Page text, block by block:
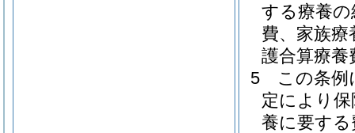
する療養の
費、家族療
護合算療
5
この条例
定により
養に要す